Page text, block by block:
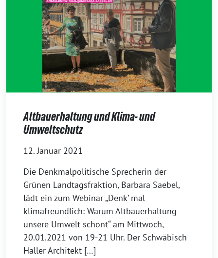
Altbauerhaltung und Klima- und
Umweltschutz
12. Januar 2021
Die Denkmalpolitische Sprecherin der
Grünen Landtagsfraktion, Barbara Saebel,
lädt ein zum Webinar „Denk’ mal
klimafreundlich: Warum Altbauerhaltung
unsere Umwelt schont“ am Mittwoch,
20.01.2021 von 19-21 Uhr. Der Schwäbisch
Haller Architekt […]